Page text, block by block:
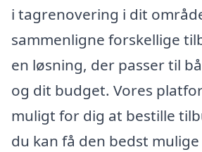
i tagrenovering i dit
sammenligne forskellige
en løsning, der passer til
og dit budget. Vores
muligt for dig at bestille
du kan få den bedst